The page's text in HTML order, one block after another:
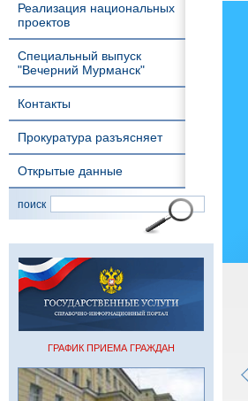
Реализация национальных
проектов
Специальный выпуск
"Вечерний Мурманск"
Контакты
Прокуратура разъясняет
Открытые данные
поиск
ГРАФИК ПРИЕМА ГРАЖДАН